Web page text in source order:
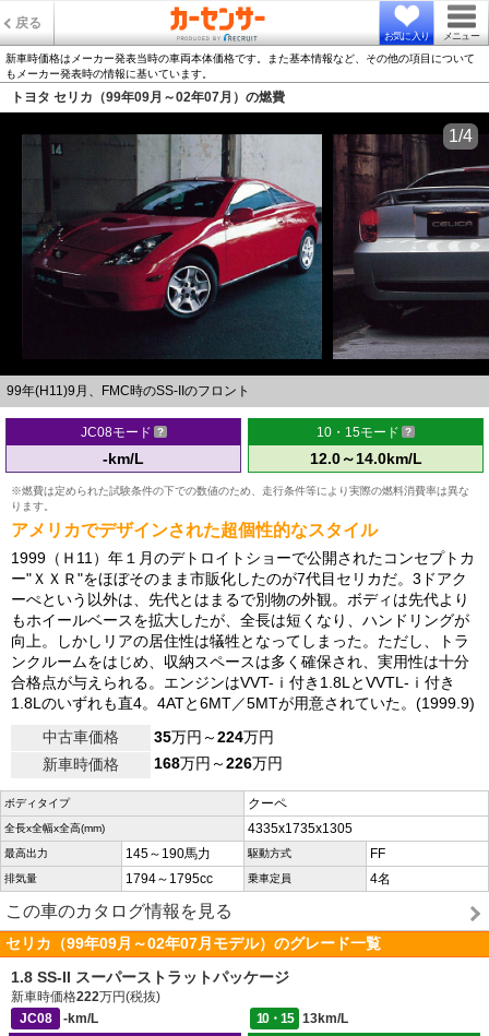
戻る
お気に入り メニュー
新車時価格はメーカー発表当時の車両本体価格です。また基本情報など、その他の項目について
もメーカー発表時の情報に基いています。
トヨタ セリカ（99年09月～02年07月）の燃費
99年(H11)9月、FMC時のSS-IIのフロント
1/4
JC08モード
-km/L
10・15モード
12.0～14.0km/L
※燃費は定められた試験条件の下での数値のため、走行条件等により実際の燃料消費率は異な
ります。
アメリカでデザインされた超個性的なスタイル
1999（Ｈ11）年１月のデトロイトショーで公開されたコンセプトカ
ー"ＸＸＲ"をほぼそのまま市販化したのが7代目セリカだ。3ドアク
ーぺという以外は、先代とはまるで別物の外観。ボディは先代より
もホイールベースを拡大したが、全長は短くなり、ハンドリングが
向上。しかしリアの居住性は犠牲となってしまった。ただし、トラ
ンクルームをはじめ、収納スペースは多く確保され、実用性は十分
合格点が与えられる。エンジンはVVT-ｉ付き1.8LとVVTL-ｉ付き
1.8Lのいずれも直4。4ATと6MT／5MTが用意されていた。(1999.9)
中古車価格
35万円～224万円
新車時価格
168万円～226万円
ボディタイプ クーペ
全長x全幅x全高(mm) 4335x1735x1305
最高出力 145～190馬力 駆動方式 FF
排気量 1794～1795cc 乗車定員 4名
この車のカタログ情報を見る
セリカ（99年09月～02年07月モデル）のグレード一覧
1.8 SS-II スーパーストラットパッケージ
新車時価格222万円(税抜)
JC08
-km/L 10・15
13km/L